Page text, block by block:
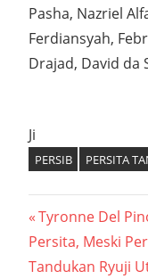
Pasha, Nazriel
Ferdiansyah,
Drajad, David da
Ji
PERSIB PERSITA
Navigasi
pos
Previous
Post:
Tyronne Del
Persita, Meski
Next
Tandukan Ryuji